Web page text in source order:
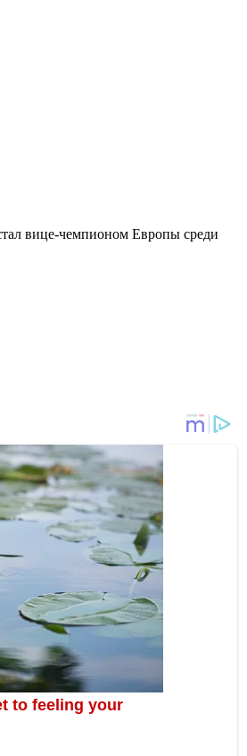
вице-чемпионом Европы среди